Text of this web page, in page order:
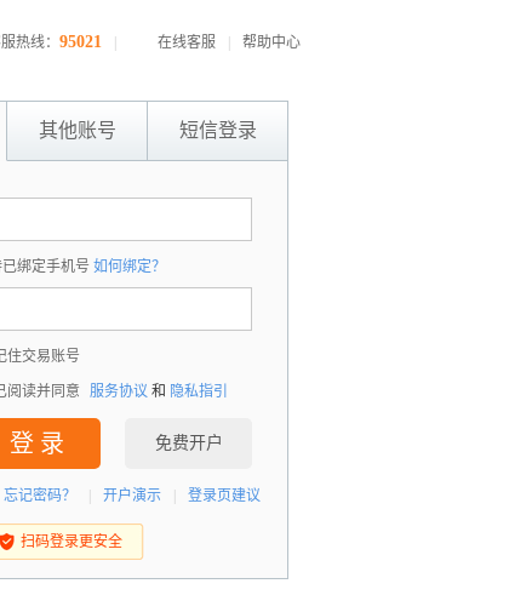
热线： 95021 在线客服 帮助中心
其他账号 短信登录
已绑定手机号 如何绑定？
住交易账号
阅读并同意 服务协议 和 隐私指引
登 录 免费开户
忘记密码？ 开户演示 登录页建议
扫码登录更安全